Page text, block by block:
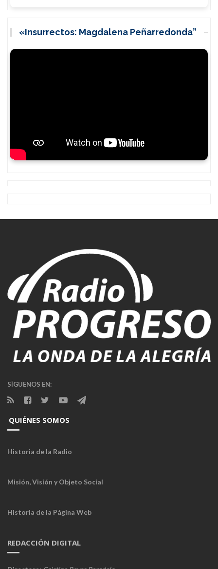
«Insurrectos: Magdalena Peñarredonda”
SÍGUENOS EN:
QUIÉNES SOMOS
Historia de la Radio
Misión, Visión y Objeto Social
Historia de la Página Web
REDACCIÓN DIGITAL